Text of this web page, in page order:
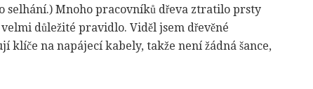
selhání.) Mnoho pracovníků dřeva ztratilo prsty
důležité pravidlo. Viděl jsem dřevěné
klíče na napájecí kabely, takže není žádná šance,